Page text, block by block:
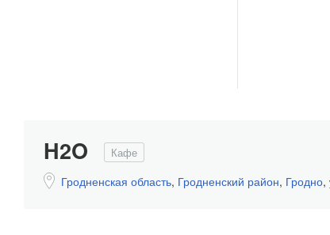
H2O Кафе
Гродненская область, Гродненский район, Гродно,